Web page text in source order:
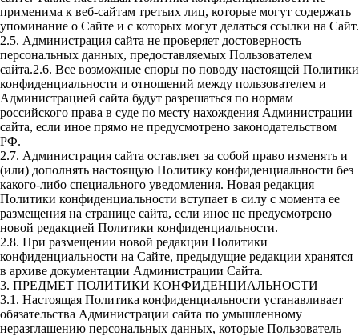
применима к веб-сайтам третьих лиц, которые могут содержать
упоминание о Сайте и с которых могут делаться ссылки на Сайт.
2.5. Администрация сайта не проверяет достоверность
персональных данных, предоставляемых Пользователем
сайта.2.6. Все возможные споры по поводу настоящей Политики
конфиденциальности и отношений между пользователем и
Администрацией сайта будут разрешаться по нормам
российского права в суде по месту нахождения Администрации
сайта, если иное прямо не предусмотрено законодательством
РФ.
2.7. Администрация сайта оставляет за собой право изменять и
(или) дополнять настоящую Политику конфиденциальности без
какого-либо специального уведомления. Новая редакция
Политики конфиденциальности вступает в силу с момента ее
размещения на странице сайта, если иное не предусмотрено
новой редакцией Политики конфиденциальности.
2.8. При размещении новой редакции Политики
конфиденциальности на Сайте, предыдущие редакции хранятся
в архиве документации Администрации Сайта.
3. ПРЕДМЕТ ПОЛИТИКИ КОНФИДЕНЦИАЛЬНОСТИ
3.1. Настоящая Политика конфиденциальности устанавливает
обязательства Администрации сайта по умышленному
неразглашению персональных данных, которые Пользователь